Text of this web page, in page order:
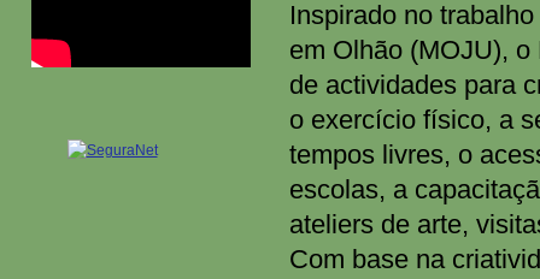
Inspirado no
em Olhão (MOJU),
de actividades para
o exercício físico, a
tempos livres, o
escolas, a
ateliers de arte,
Com base na